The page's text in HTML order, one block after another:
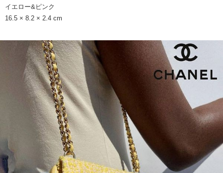
イエロー&ピンク
16.5 × 8.2 × 2.4 cm